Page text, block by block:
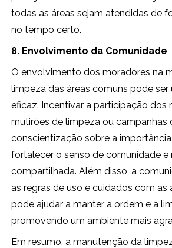
todas as áreas sejam atendidas de
no tempo certo.
8. Envolvimento da Comunidade
O envolvimento dos moradores na
limpeza das áreas comuns pode
eficaz. Incentivar a participação dos
mutirões de limpeza ou campanhas
conscientização sobre a
fortalecer o senso de comunidade e
compartilhada. Além disso, a
as regras de uso e cuidados com as
pode ajudar a manter a ordem e a
promovendo um ambiente mais
Em resumo, a manutenção da